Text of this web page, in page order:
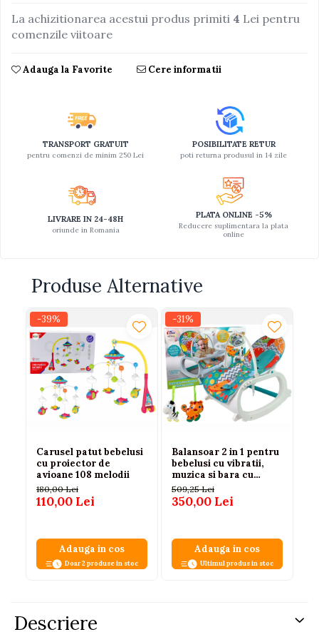
Jucarii educative din lemn
Motociclete
Proiectoare
Saltelute si centre de activitati
Seturi de doctor
Trenulete
Vehicule de constructii
La achizitionarea acestui produs primiti 4 Lei pentru
comenzile viitoare
Adauga la Favorite Cere informatii
TRANSPORT GRATUIT
pentru comenzi de minim 250 Lei
POSIBILITATE RETUR
poti returna produsul in 14 zile
LIVRARE IN 24-48H
oriunde in Romania
PLATA ONLINE -5%
Reducere suplimentara la plata
online
Produse Alternative
-39%
Carusel patut bebelusi
cu proiector de
avioane 108 melodii
180,00 Lei
110,00 Lei
Adauga in cos
Doar 2 produse in stoc
-31%
Balansoar 2 in 1 pentru
bebelusi cu vibratii,
muzica si bara cu
jucarii, 0-3 ani, max. 20
kg
509,25 Lei
350,00 Lei
Adauga in cos
Ultimul produs in stoc
Descriere